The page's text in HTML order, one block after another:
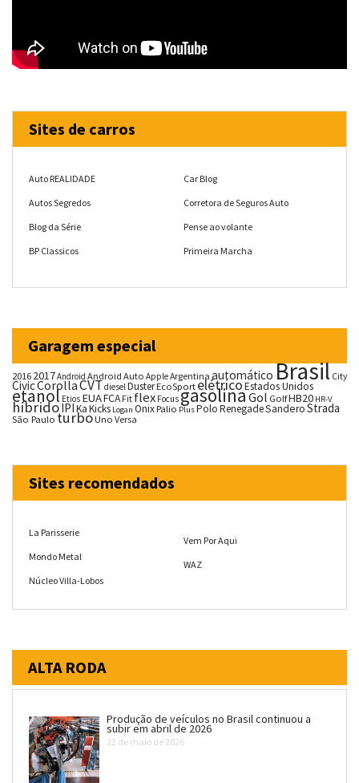
Sites de carros
Auto REALIDADE
Autos Segredos
Blog da Série
BP Classicos
Car Blog
Corretora de Seguros Auto
Pense ao volante
Primeira Marcha
Garagem especial
20162017Android Android Auto AppleArgentina automáticoBrasil City
CivicCorollaCVTdiesel DusterEcoSportelétricoEstados Unidos
etanol Etios EUAFCA Fit flex FocusgasolinaGol GolfHB20 HR-V
híbridoIPIKaKicks Logan OnixPalio PlusPoloRenegadeSanderoStrada
São Paulo turboUno Versa
Sites recomendados
La Parisserie
Mondo Metal
Núcleo Villa-Lobos
Vem Por Aqui
WAZ
ALTA RODA
Produção de veículos no Brasil continuou a
subir em abril de 2026
22 de maio de 2026